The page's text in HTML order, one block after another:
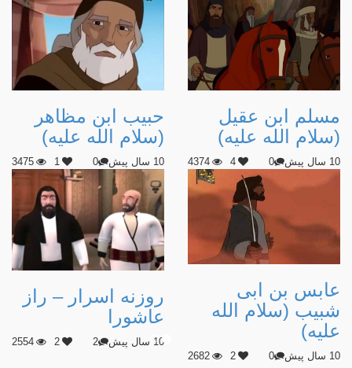
مسلم ابن عقیل
(سلام الله علیه)
10 سال پیش 4374 4 0
حبیب ابن مظاهر
(سلام الله علیه)
10 سال پیش 3475 1 0
عابس بن ابی
شبیب (سلام الله
علیه)
10 سال پیش 2682 2 0
روزنه اسرار – راز
عاشورا
10 سال پیش 2554 2 2